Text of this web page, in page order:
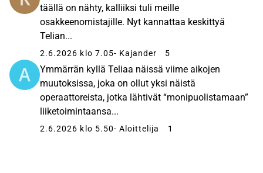
täällä on nähty, kalliiksi tuli meille
osakkeenomistajille. Nyt kannattaa keskittyä
Telian...
2.6.2026 klo 7.05- Kajander 5
Ymmärrän kyllä Teliaa näissä viime aikojen
muutoksissa, joka on ollut yksi näistä
operaattoreista, jotka lähtivät “monipuolistamaan”
liiketoimintaansa...
2.6.2026 klo 5.50- Aloittelija 1